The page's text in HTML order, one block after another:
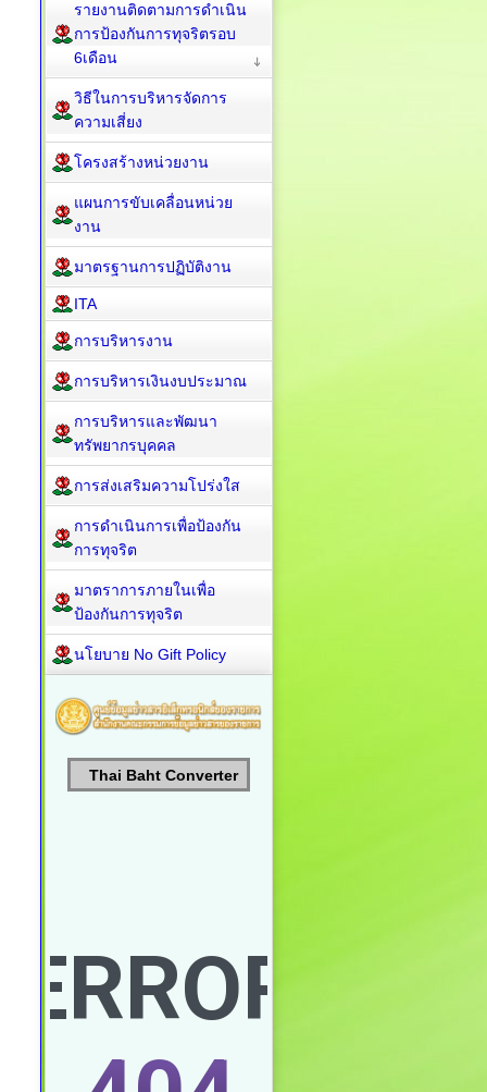
รายงานติดตามการดำเนิน
การป้องกันการทุจริตรอบ
6เดือน
วิธีในการบริหารจัดการ
ความเสี่ยง
โครงสร้างหน่วยงาน
แผนการขับเคลื่อนหน่วย
งาน
มาตรฐานการปฏิบัติงาน
ITA
การบริหารงาน
การบริหารเงินงบประมาณ
การบริหารและพัฒนา
ทรัพยากรบุคคล
การส่งเสริมความโปร่งใส
การดำเนินการเพื่อป้องกัน
การทุจริต
มาตราการภายในเพื่อ
ป้องกันการทุจริต
นโยบาย No Gift Policy
Thai Baht Converter